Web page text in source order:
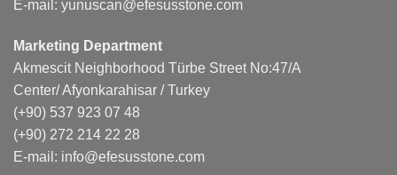
E-mail: yunuscan@efesusstone.com
Marketing Department
Akmescit Neighborhood Türbe Street No:47/A
Center/ Afyonkarahisar / Turkey
(+90) 537 923 07 48
(+90) 272 214 22 28
E-mail: info@efesusstone.com